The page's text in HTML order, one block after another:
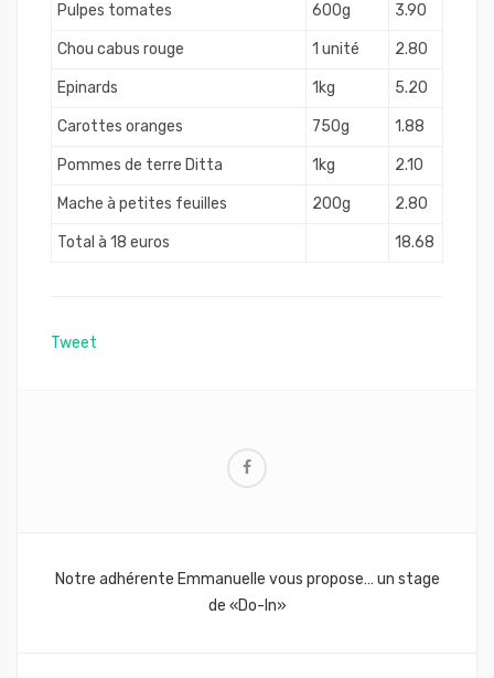
Pulpes tomates 600g 3.90
Chou cabus rouge 1 unité 2.80
Epinards 1kg 5.20
Carottes oranges 750g 1.88
Pommes de terre Ditta 1kg 2.10
Mache à petites feuilles 200g 2.80
Total à 18 euros 18.68
Tweet
Notre adhérente Emmanuelle vous propose… un stage
de «Do-In»